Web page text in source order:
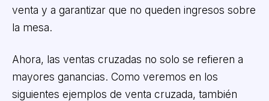
venta y a garantizar que no queden ingresos sobre
la mesa.
Ahora, las ventas cruzadas no solo se refieren a
mayores ganancias. Como veremos en los
siguientes ejemplos de venta cruzada, también